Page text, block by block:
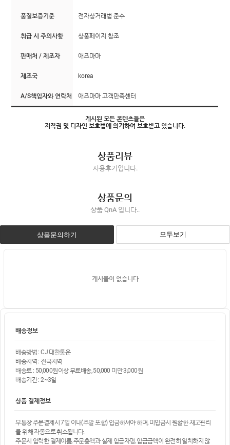
품질보증기준 전자상거래법 준수
취급 시 주의사항 상품페이지 참조
판매처 / 제조자 애즈마마
제조국 korea
A/S책임자와 연락처 애즈마마 고객만족센터
게시된 모든 콘텐츠들은
저작권 및 디자인 보호법에 의거하여 보호받고 있습니다.
상품리뷰
사용후기입니다.
상품문의
상품 QnA 입니다..
상품문의하기 모두보기
게시물이 없습니다
배송정보
배송방법 : CJ 대한통운
배송지역 : 전국지역
배송료 : 50,000원이상 무료배송, 50,000 미만 3,000원
배송기간 : 2~3일
상품 결제정보
무통장 주문결제시 7일 이내(주말 포함) 입금하셔야 하며, 미입금시 원활한 재고관리
를 위해 자동으로 취소됩니다.
주문시 입력한 결제이름, 주문총액과 실제 입금자명, 입금금액이 완전히 일치하지 않